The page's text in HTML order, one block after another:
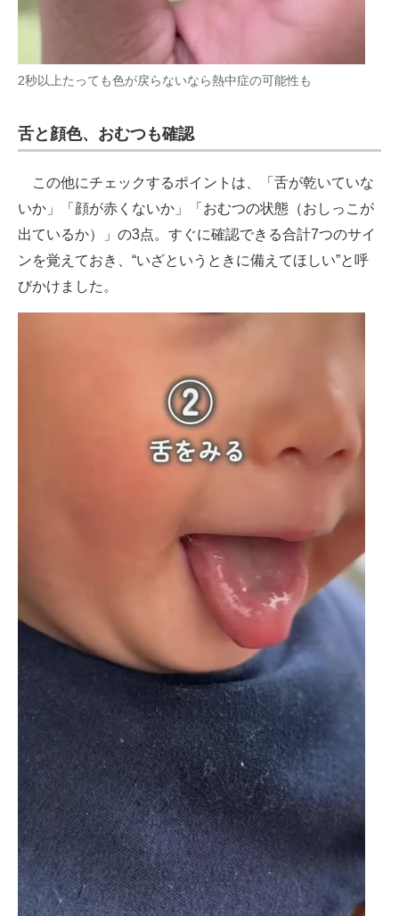
2秒以上たっても色が戻らないなら熱中症の可能性も
舌と顔色、おむつも確認
この他にチェックするポイントは、「舌が乾いていな
いか」「顔が赤くないか」「おむつの状態（おしっこが
出ているか）」の3点。すぐに確認できる合計7つのサイ
ンを覚えておき、“いざというときに備えてほしい”と呼
びかけました。